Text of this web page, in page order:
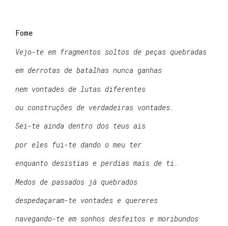
Fome
Vejo-te em fragmentos soltos de peças quebradas
em derrotas de batalhas nunca ganhas
nem vontades de lutas diferentes
ou construções de verdadeiras vontades.
Sei-te ainda dentro dos teus ais
por eles fui-te dando o meu ter
enquanto desistias e perdias mais de ti.
Medos de passados já quebrados
despedaçaram-te vontades e quereres
navegando-te em sonhos desfeitos e moribundos